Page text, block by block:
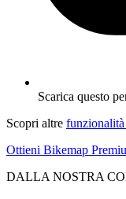
Scarica questo
Scopri altre
Ottieni Bikemap
DALLA NOSTRA